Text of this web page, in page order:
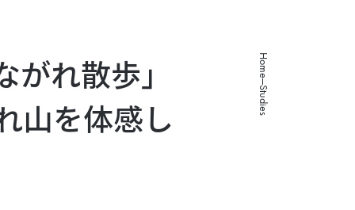
Home
Studies
がれ散歩」
山を体感し